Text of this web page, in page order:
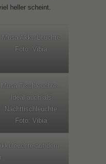
heller scheint.
Musa Akku-Leuchte
Foto: Vibia
Musa Tischleuchte :
Ideal auch als
Nachttischleuchte
Foto: Vibia
auf dem